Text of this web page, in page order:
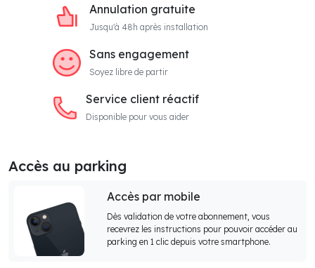
Annulation gratuite
Jusqu'à 48h après installation
Sans engagement
Soyez libre de partir
Service client réactif
Disponible pour vous aider
Accès au parking
Accès par mobile
Dès validation de votre abonnement, vous
recevrez les instructions pour pouvoir accéder au
parking en 1 clic depuis votre smartphone.